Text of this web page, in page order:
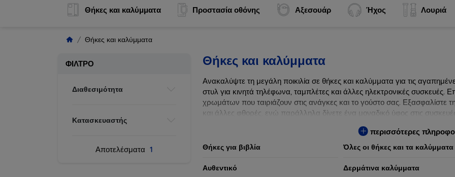
Θήκες και καλύμματα Προστασία οθόνης Αξεσουάρ Ήχος Λουριά
Θήκες και καλύμματα
ΦΊΛΤΡΟ
Διαθεσιμότητα
Κατασκευαστής
Αποτελέσματα 1
Θήκες και καλύμματα
Ανακαλύψτε τη μεγάλη ποικιλία σε θήκες και καλύμματα για τις
στυλ για κινητά τηλέφωνα, ταμπλέτες και άλλες ηλεκτρονικές συσκευές.
χρωμάτων που ταιριάζουν στις ανάγκες και το γούστο σας. Εξασφαλίστε
και άλλες φθορές, ενώ παράλληλα δίνετε ένα μοναδικό ύφος στις
περισσότερες
Θήκες για βιβλία Όλες οι θήκες και τα καλύμματα
Αυθεντικό Δερμάτινα καλύμματα